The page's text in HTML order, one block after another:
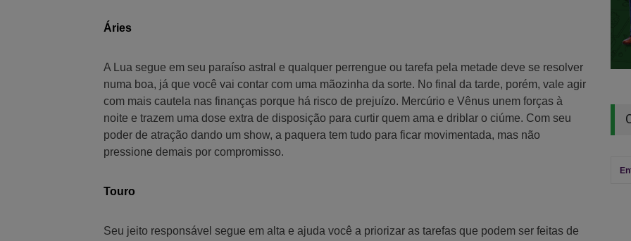
Áries
A Lua segue em seu paraíso astral e qualquer perrengue ou tarefa pela metade deve se resolver
numa boa, já que você vai contar com uma mãozinha da sorte. No final da tarde, porém, vale agir
com mais cautela nas finanças porque há risco de prejuízo. Mercúrio e Vênus unem forças à
noite e trazem uma dose extra de disposição para curtir quem ama e driblar o ciúme. Com seu
poder de atração dando um show, a paquera tem tudo para ficar movimentada, mas não
pressione demais por compromisso.
Touro
Seu jeito responsável segue em alta e ajuda você a priorizar as tarefas que podem ser feitas de